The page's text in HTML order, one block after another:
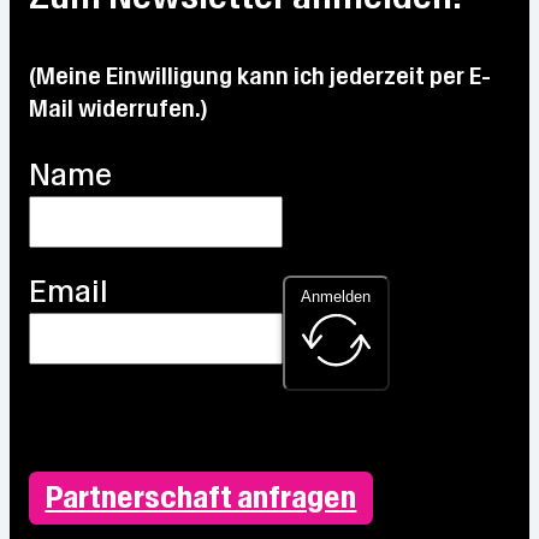
°C
31.3
°C
°C
Partnerschaft anfragen
(Meine Einwilligung kann ich jederzeit per E-
Mail widerrufen.)
Name
Email Anmelden